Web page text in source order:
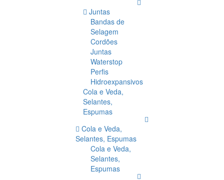
Juntas
Bandas de
Selagem
Cordões
Juntas
Waterstop
Perfis
Hidroexpansivos
Cola e Veda,
Selantes,
Espumas
Cola e Veda,
Selantes, Espumas
Cola e Veda,
Selantes,
Espumas